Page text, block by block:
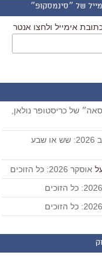
של ״סינמסקופ״
אימייל ולחצו אנטר
של כריסטופר נולאן,
דוקאביב 2026: שש או שבע
אוסקר 2026: כל הזוכים